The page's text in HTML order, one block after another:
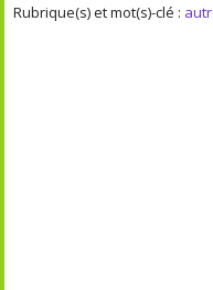
Rubrique(s) et mot(s)-clé :